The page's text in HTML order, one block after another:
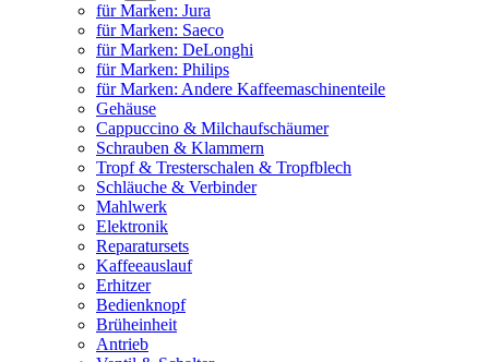
für Marken: Jura
für Marken: Saeco
für Marken: DeLonghi
für Marken: Philips
für Marken: Andere Kaffeemaschinenteile
Gehäuse
Cappuccino & Milchaufschäumer
Schrauben & Klammern
Tropf & Tresterschalen & Tropfblech
Schläuche & Verbinder
Mahlwerk
Elektronik
Reparatursets
Kaffeeauslauf
Erhitzer
Bedienknopf
Brüheinheit
Antrieb